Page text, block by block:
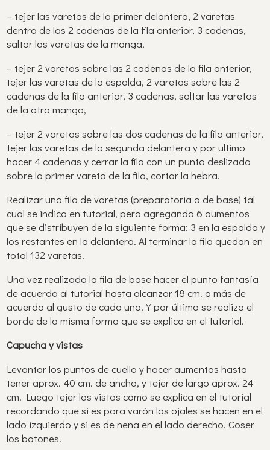
– tejer las varetas de la primer delantera, 2 varetas
dentro de las 2 cadenas de la fila anterior, 3 cadenas,
saltar las varetas de la manga,
– tejer 2 varetas sobre las 2 cadenas de la fila anterior,
tejer las varetas de la espalda, 2 varetas sobre las 2
cadenas de la fila anterior, 3 cadenas, saltar las varetas
de la otra manga,
– tejer 2 varetas sobre las dos cadenas de la fila anterior,
tejer las varetas de la segunda delantera y por ultimo
hacer 4 cadenas y cerrar la fila con un punto deslizado
sobre la primer vareta de la fila, cortar la hebra.
Realizar una fila de varetas (preparatoria o de base) tal
cual se indica en tutorial, pero agregando 6 aumentos
que se distribuyen de la siguiente forma: 3 en la espalda y
los restantes en la delantera. Al terminar la fila quedan en
total 132 varetas.
Una vez realizada la fila de base hacer el punto fantasía
de acuerdo al tutorial hasta alcanzar 18 cm. o más de
acuerdo al gusto de cada uno. Y por último se realiza el
borde de la misma forma que se explica en el tutorial.
Capucha y vistas
Levantar los puntos de cuello y hacer aumentos hasta
tener aprox. 40 cm. de ancho, y tejer de largo aprox. 24
cm. Luego tejer las vistas como se explica en el tutorial
recordando que si es para varón los ojales se hacen en el
lado izquierdo y si es de nena en el lado derecho. Coser
los botones.